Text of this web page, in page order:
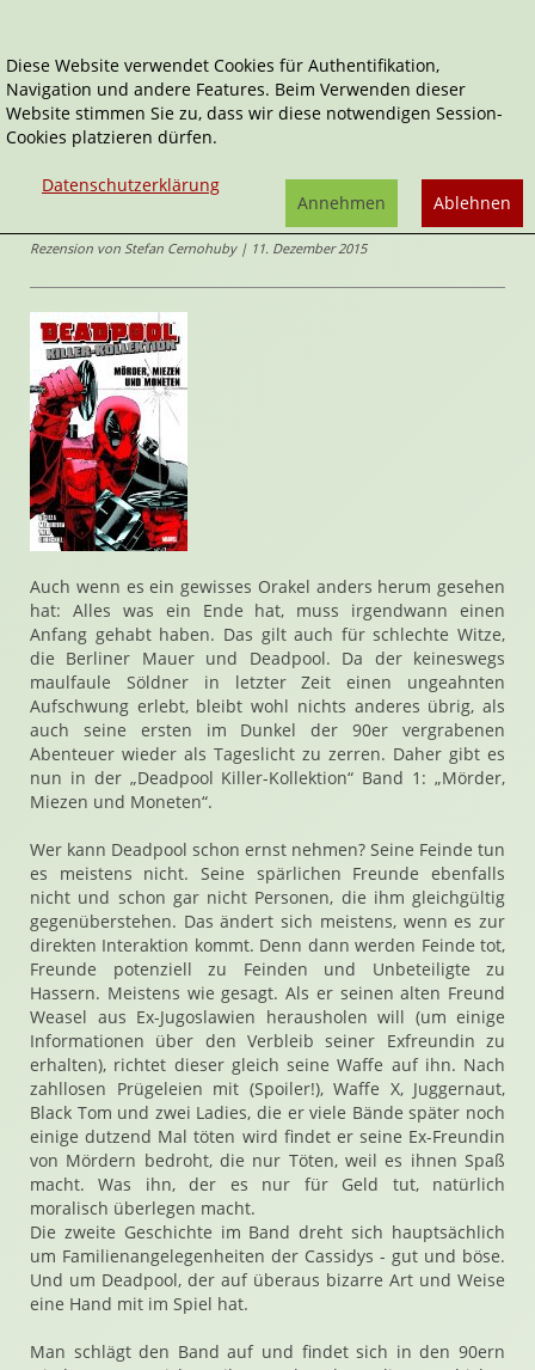
Home Comics Mörder, Miezen und Moneten
Deadpool Killer-Kollektion
Mörder, Miezen und Moneten
Rezension von Stefan Cernohuby | 11. Dezember 2015
Auch wenn es ein gewisses Orakel anders herum gesehen
hat: Alles was ein Ende hat, muss irgendwann einen
Anfang gehabt haben. Das gilt auch für schlechte Witze,
die Berliner Mauer und Deadpool. Da der keineswegs
maulfaule Söldner in letzter Zeit einen ungeahnten
Aufschwung erlebt, bleibt wohl nichts anderes übrig, als
auch seine ersten im Dunkel der 90er vergrabenen
Abenteuer wieder als Tageslicht zu zerren. Daher gibt es
nun in der „Deadpool Killer-Kollektion“ Band 1: „Mörder,
Miezen und Moneten“.
Wer kann Deadpool schon ernst nehmen? Seine Feinde tun
es meistens nicht. Seine spärlichen Freunde ebenfalls
nicht und schon gar nicht Personen, die ihm gleichgültig
gegenüberstehen. Das ändert sich meistens, wenn es zur
direkten Interaktion kommt. Denn dann werden Feinde tot,
Freunde potenziell zu Feinden und Unbeteiligte zu
Hassern. Meistens wie gesagt. Als er seinen alten Freund
Weasel aus Ex-Jugoslawien herausholen will (um einige
Informationen über den Verbleib seiner Exfreundin zu
erhalten), richtet dieser gleich seine Waffe auf ihn. Nach
zahllosen Prügeleien mit (Spoiler!), Waffe X, Juggernaut,
Black Tom und zwei Ladies, die er viele Bände später noch
einige dutzend Mal töten wird findet er seine Ex-Freundin
von Mördern bedroht, die nur Töten, weil es ihnen Spaß
macht. Was ihn, der es nur für Geld tut, natürlich
moralisch überlegen macht.
Die zweite Geschichte im Band dreht sich hauptsächlich
um Familienangelegenheiten der Cassidys - gut und böse.
Und um Deadpool, der auf überaus bizarre Art und Weise
eine Hand mit im Spiel hat.
Man schlägt den Band auf und findet sich in den 90ern
Diese Website verwendet Cookies für Authentifikation,
Navigation und andere Features. Beim Verwenden dieser
Website stimmen Sie zu, dass wir diese notwendigen Session-
Cookies platzieren dürfen.
Datenschutzerklärung
Ablehnen
Annehmen